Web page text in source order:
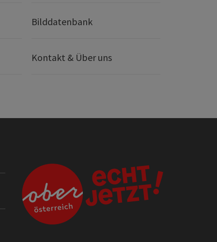
Bilddatenbank
Kontakt & Über uns